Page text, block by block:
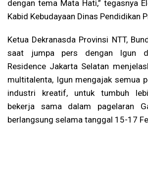
dengan tema Mata Hati,” tegasnya
Kabid Kebudayaan Dinas Pendidikan
Ketua Dekranasda Provinsi NTT,
saat jumpa pers dengan Igun
Residence Jakarta Selatan
multitalenta, Igun mengajak semua
industri kreatif, untuk tumbuh
bekerja sama dalam pagelaran
berlangsung selama tanggal 15-17